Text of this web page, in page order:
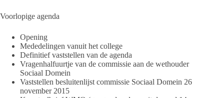
Voorlopige agenda
Opening
Mededelingen vanuit het college
Definitief vaststellen van de agenda
Vragenhalfuurtje van de commissie aan de wethouder
Sociaal Domein
Vaststellen besluitenlijst commissie Sociaal Domein 26
november 2015